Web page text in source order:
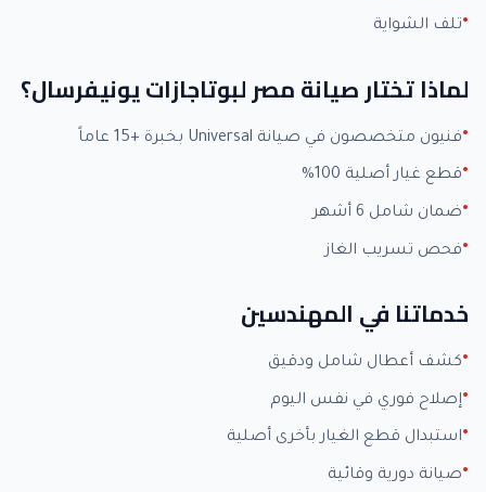
تلف الشواية
لماذا تختار صيانة مصر لبوتاجازات يونيفرسال؟
فنيون متخصصون في صيانة Universal بخبرة +15 عاماً
قطع غيار أصلية 100%
ضمان شامل 6 أشهر
فحص تسريب الغاز
خدماتنا في المهندسين
كشف أعطال شامل ودقيق
إصلاح فوري في نفس اليوم
استبدال قطع الغيار بأخرى أصلية
صيانة دورية وقائية